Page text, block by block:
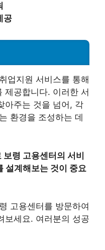
공
업지원 서비스를 통해
제공합니다. 이러한 서
아주는 것을 넘어, 각
환경을 조성하는 데
령 고용센터의 서비
설계해보는 것이 중요
고용센터를 방문하여
보세요. 여러분의 성공